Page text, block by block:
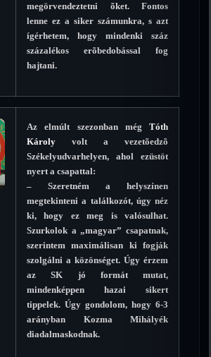
megörvendeztetni õket. Fontos
lenne ez a siker számunkra, s azt
ígérhetem, hogy mindenki száz
százalékos erõbedobással fog
hajtani.
Az elmúlt szezonban még Tóth
Károly volt a vezetõedzõ
Székelyudvarhelyen, ahol ezüstöt
nyert a csapattal:
– Szeretném a helyszínen
megtekinteni a találkozót, úgy néz
ki, hogy ez meg is valósulhat.
Szurkolok a „magyar” csapatnak,
szerintem maximálisan ki fogják
szolgálni a közönséget. Úgy érzem
az SK jó formát mutat,
mindenképpen hazai sikert
tippelek. Úgy gondolom, hogy 6-3
arányban Kozma Mihályék
diadalmaskodnak.